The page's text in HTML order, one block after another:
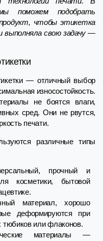
поможем подобрать
чтобы этикетка
выполняла свою задачу —
— отличный выбор
износостойкость.
не боятся влаги,
сред. Они не рвутся,
печати.
различные типы
прочный и
косметики, бытовой
материал, хорошо
деформируются при
тюбиков или флаконов.
материалы —